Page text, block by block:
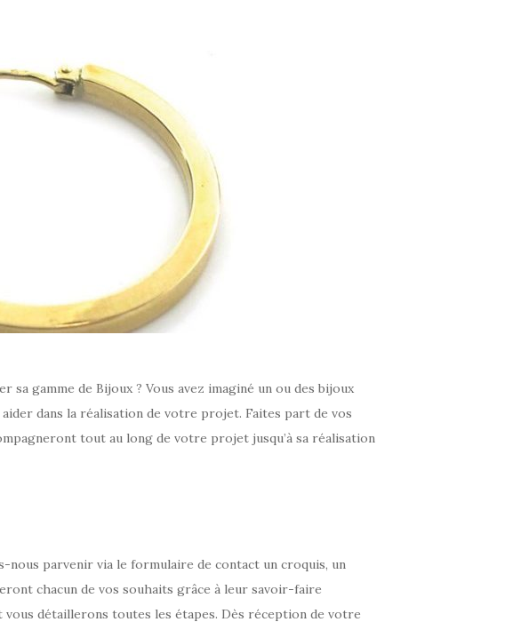
gamme de Bijoux ? Vous avez imaginé un ou des bijoux
dans la réalisation de votre projet. Faites part de vos
tout au long de votre projet jusqu’à sa réalisation
nous parvenir via le formulaire de contact un croquis, un
chacun de vos souhaits grâce à leur savoir-faire
détaillerons toutes les étapes. Dès réception de votre